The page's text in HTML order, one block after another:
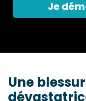
Je
Une